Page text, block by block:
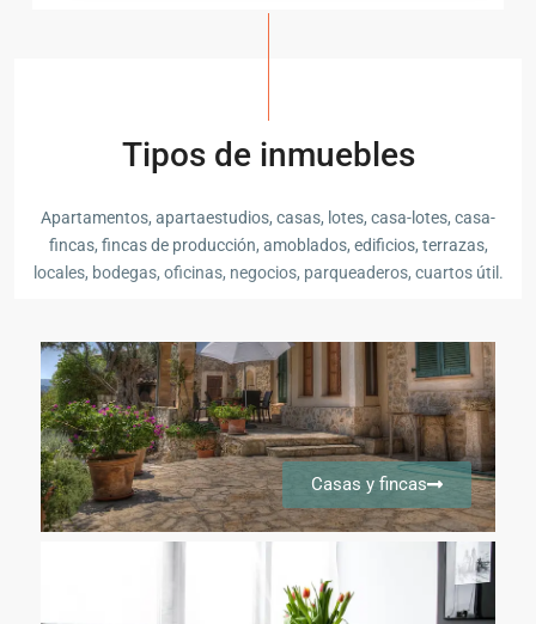
Tipos de inmuebles
Apartamentos, apartaestudios, casas, lotes, casa-lotes, casa-
fincas, fincas de producción, amoblados, edificios, terrazas,
locales, bodegas, oficinas, negocios, parqueaderos, cuartos útil.
Casas y fincas